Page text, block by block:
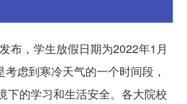
布，学生放假日期为2022年1月
虑到寒冷天气的一个时间段，
下的学习和生活安全。各大院校